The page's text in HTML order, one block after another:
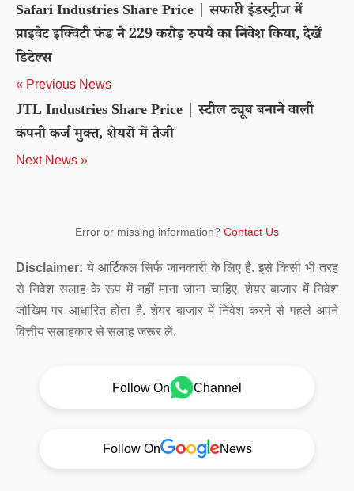
Safari Industries Share Price | सफारी इंडस्ट्रीज में
प्राइवेट इक्विटी फंड ने 229 करोड़ रुपये का निवेश किया, देखें
डिटेल्स
« Previous News
JTL Industries Share Price | स्टील ट्यूब बनाने वाली
कंपनी कर्ज मुक्त, शेयरों में तेजी
Next News »
Error or missing information? Contact Us
Disclaimer: ये आर्टिकल सिर्फ जानकारी के लिए है. इसे किसी भी तरह
से निवेश सलाह के रूप में नहीं माना जाना चाहिए. शेयर बाजार में निवेश
जोखिम पर आधारित होता है. शेयर बाजार में निवेश करने से पहले अपने
वित्तीय सलाहकार से सलाह जरूर लें.
Follow On Channel
Follow On News